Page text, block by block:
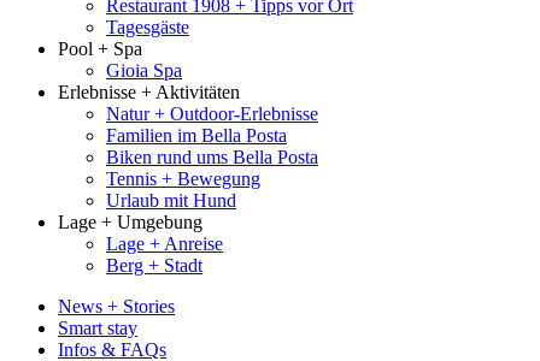
Restaurant 1908 + Tipps vor Ort
Tagesgäste
Pool + Spa
Gioia Spa
Erlebnisse + Aktivitäten
Natur + Outdoor-Erlebnisse
Familien im Bella Posta
Biken rund ums Bella Posta
Tennis + Bewegung
Urlaub mit Hund
Lage + Umgebung
Lage + Anreise
Berg + Stadt
News + Stories
Smart stay
Infos & FAQs